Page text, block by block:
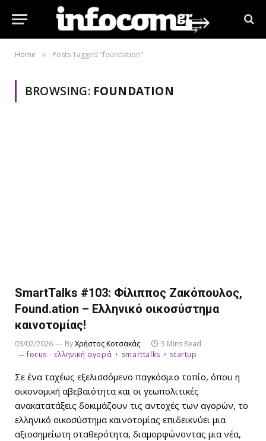
Home » Posts Tagged "foundation"
BROWSING: FOUNDATION
SmartTalks #103: Φίλιππος Ζακόπουλος,
Found.ation – Ελληνικό οικοσύστημα
καινοτομίας!
03/02/2026 ByΧρήστος Κοτσακάς
5 Mins Read
focus - ελληνική αγορά
smarttalks startup
Σε ένα ταχέως εξελισσόμενο παγκόσμιο τοπίο, όπου η
οικονομική αβεβαιότητα και οι γεωπολιτικές
ανακατατάξεις δοκιμάζουν τις αντοχές των αγορών, το
ελληνικό οικοσύστημα καινοτομίας επιδεικνύει μια
αξιοσημείωτη σταθερότητα, διαμορφώνοντας μια νέα,